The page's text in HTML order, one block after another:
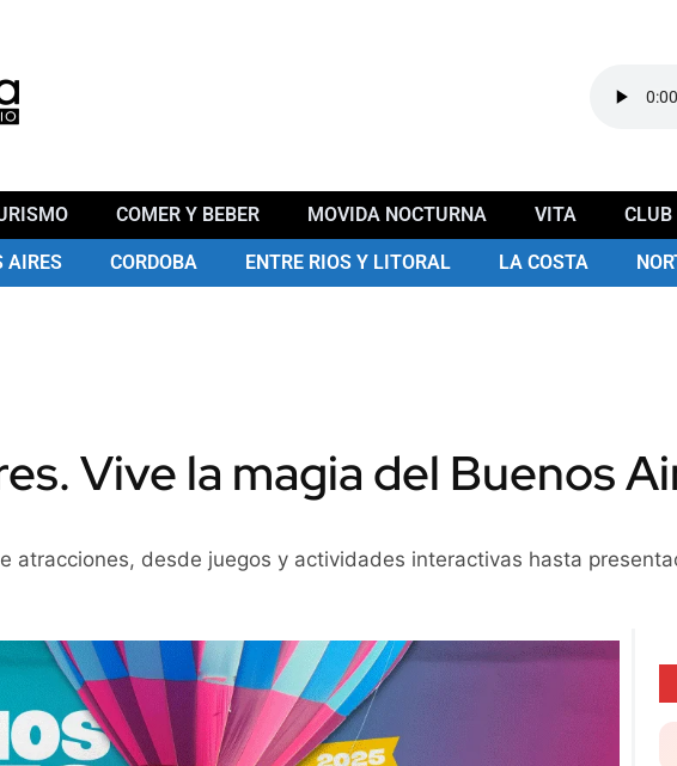
COMER Y BEBER MOVIDA NOCTURNA VITA CLUB
AIRES CORDOBA ENTRE RIOS Y LITORAL LA COSTA
Vive la magia del Buenos
atracciones, desde juegos y actividades interactivas hasta